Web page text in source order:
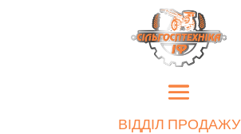
ВІДДІЛ ПРОДАЖУ